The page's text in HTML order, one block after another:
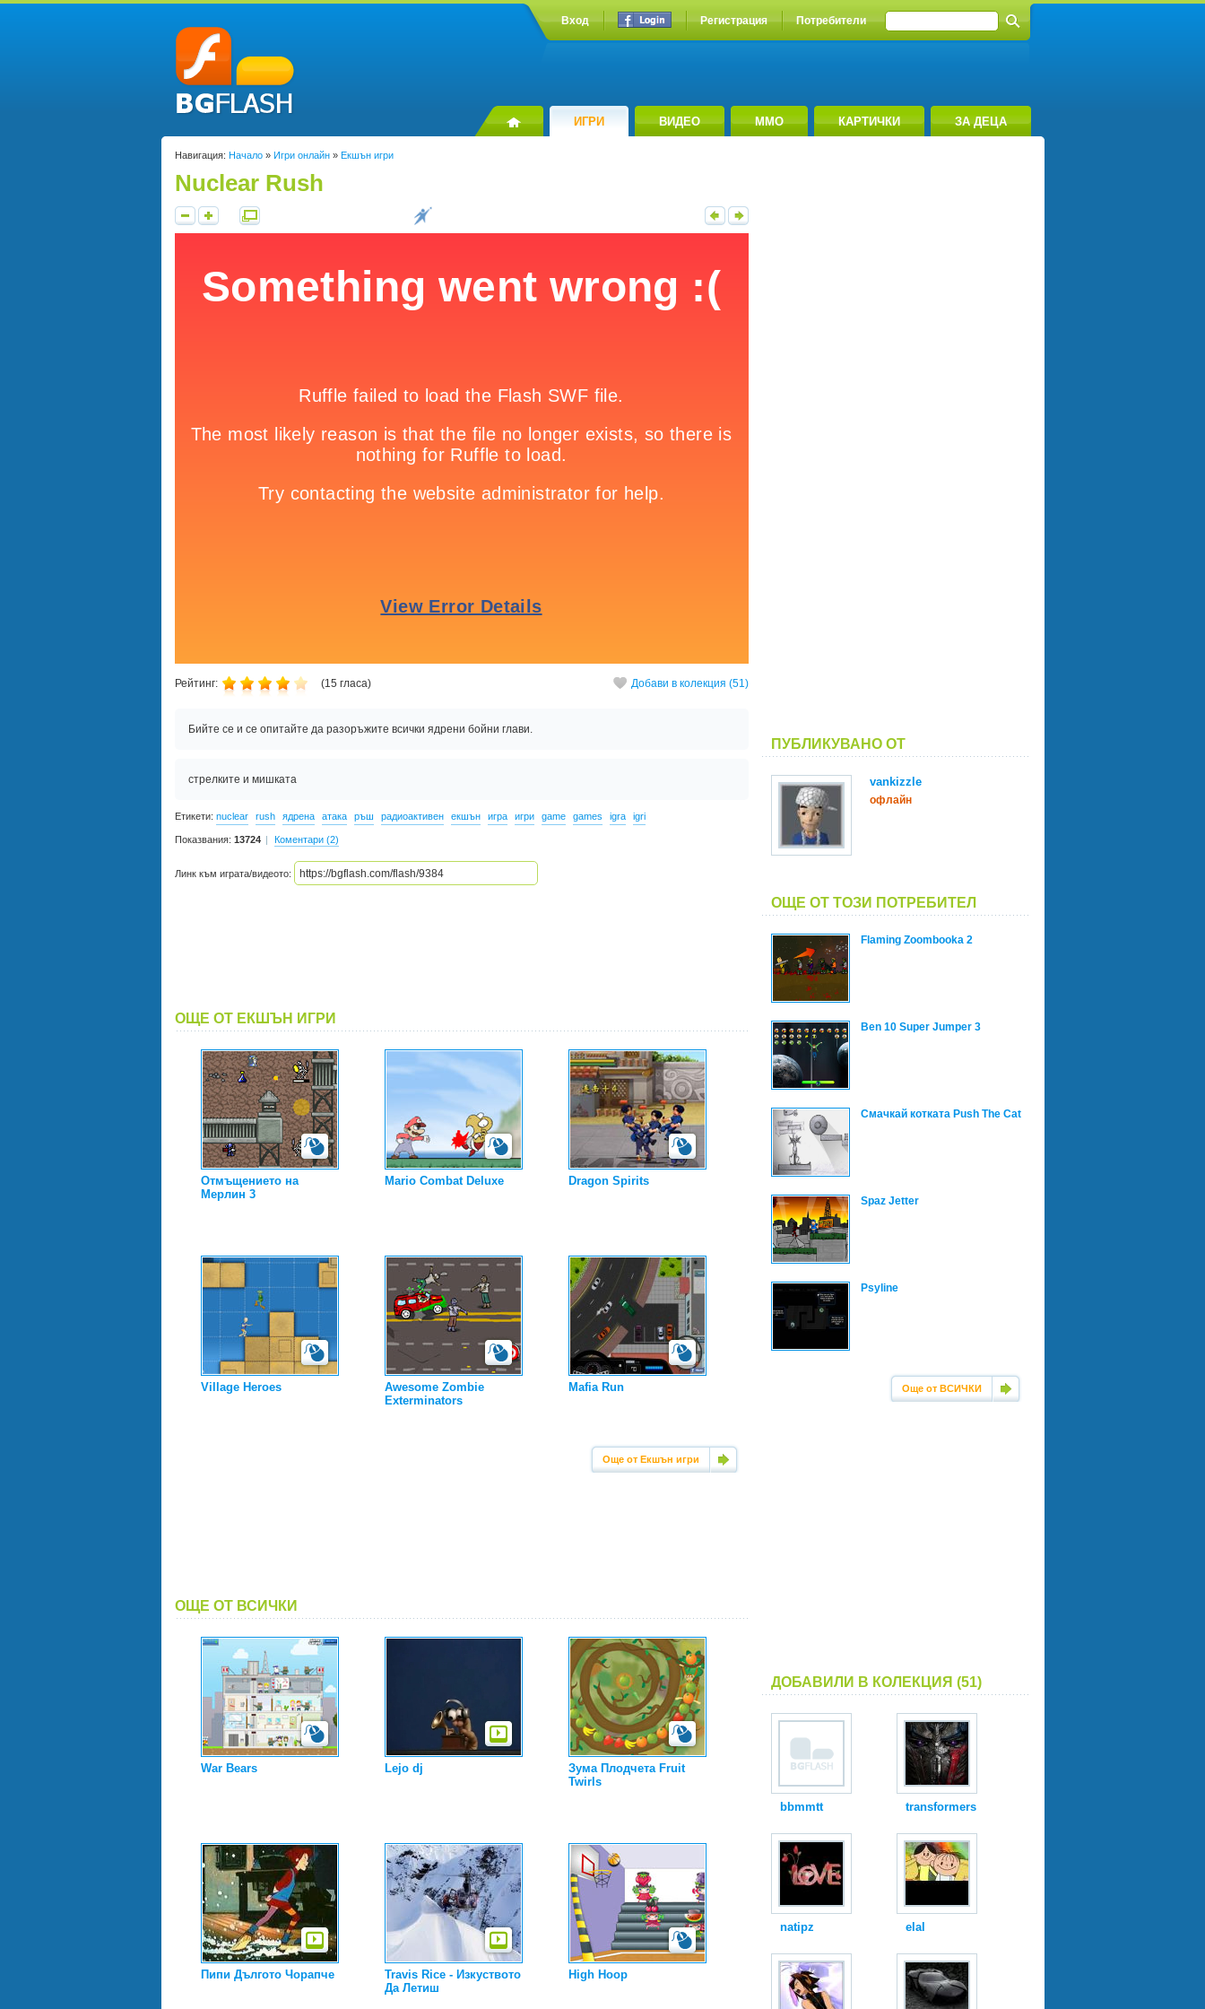
Вход Регистрация Потребители
ИГРИ ВИДЕО MMO КАРТИЧКИ ЗА ДЕЦА
Навигация: Начало» Игри онлайн» Екшън игри
Nuclear Rush
Рейтинг: (15 гласа) Добави в колекция (51)
Бийте се и се опитайте да разоръжите всички ядрени бойни глави.
стрелките и мишката
Етикети: nuclear rush ядрена атака ръш радиоактивен екшън игра игри game games igra igri
Показвания: 13724 Коментари (2)
Линк към играта/видеото:
ОЩЕ ОТ ЕКШЪН ИГРИ
Отмъщението на
Мерлин 3
Mario Combat Deluxe Dragon Spirits
Village Heroes
Awesome Zombie
Exterminators
Mafia Run
Още от Екшън игри
ОЩЕ ОТ ВСИЧКИ
War Bears Lejo dj
Зума Плодчета Fruit
Twirls
Пипи Дългото Чорапче
Travis Rice - Изкуството
Да Летиш
High Hoop
ПУБЛИКУВАНО ОТ
vankizzle
офлайн
ОЩЕ ОТ ТОЗИ ПОТРЕБИТЕЛ
Flaming Zoombooka 2
Ben 10 Super Jumper 3
Смачкай котката Push The Cat
Spaz Jetter
Psyline
Още от ВСИЧКИ
ДОБАВИЛИ В КОЛЕКЦИЯ (51)
bbmmtt transformers
natipz elal